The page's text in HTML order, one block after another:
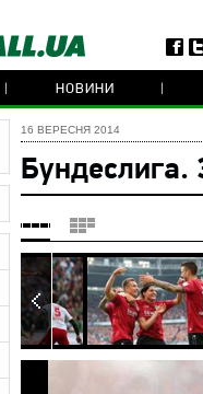
НОВИНИ
16 ВЕРЕСНЯ 2014
Бундеслига.